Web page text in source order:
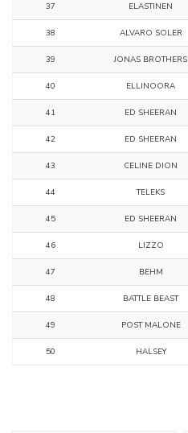
37 ELASTINEN
38 ALVARO SOLER
39 JONAS BROTHERS
40 ELLINOORA
41 ED SHEERAN
42 ED SHEERAN
43 CELINE DION
44 TELEKS
45 ED SHEERAN
46 LIZZO
47 BEHM
48 BATTLE BEAST
49 POST MALONE
50 HALSEY